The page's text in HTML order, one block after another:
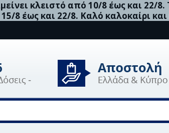
κλειστό από 10/8 έως και
15/8 έως και 22/8. Καλό καλοκαίρι